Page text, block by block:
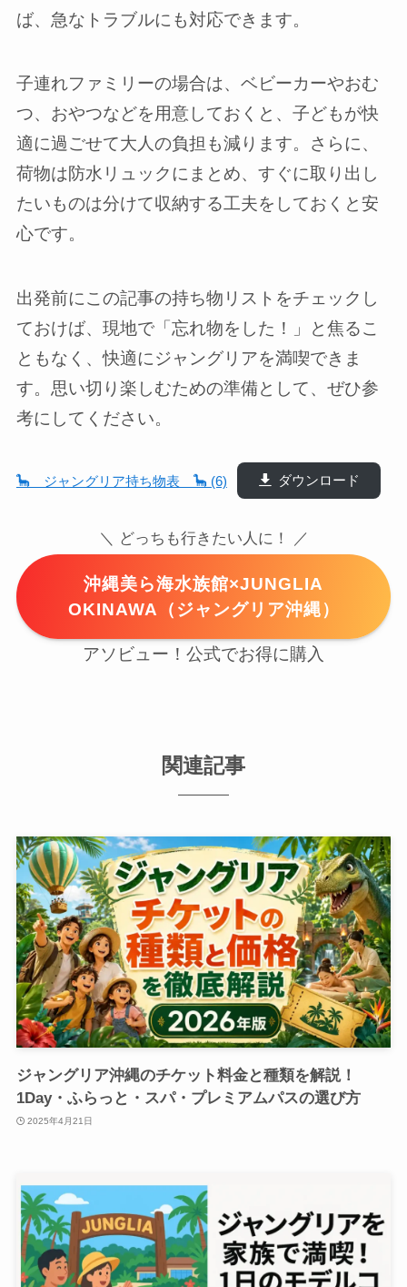
ば、急なトラブルにも対応できます。
子連れファミリーの場合は、ベビーカーやおむ
つ、おやつなどを用意しておくと、子どもが快
適に過ごせて大人の負担も減ります。さらに、
荷物は防水リュックにまとめ、すぐに取り出し
たいものは分けて収納する工夫をしておくと安
心です。
出発前にこの記事の持ち物リストをチェックし
ておけば、現地で「忘れ物をした！」と焦るこ
ともなく、快適にジャングリアを満喫できま
す。思い切り楽しむための準備として、ぜひ参
考にしてください。
🦕 ジャングリア持ち物表 🦕 (6) ダウンロード
＼ どっちも行きたい人に！ ／
沖縄美ら海水族館×JUNGLIA
OKINAWA（ジャングリア沖縄）
アソビュー！公式でお得に購入
関連記事
ジャングリア沖縄のチケット料金と種類を解説！
1Day・ふらっと・スパ・プレミアムパスの選び方
2025年4月21日